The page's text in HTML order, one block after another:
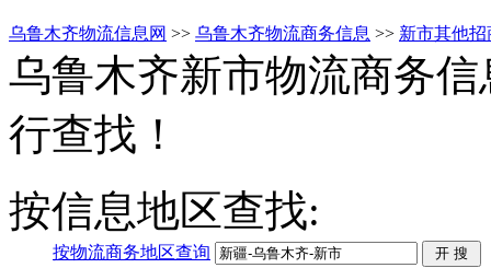
乌鲁木齐物流信息网 >> 乌鲁木齐物流商务信息 >> 新市其他招
乌鲁木齐新市物流商务信
行查找！
按信息地区查找:
按物流商务地区查询